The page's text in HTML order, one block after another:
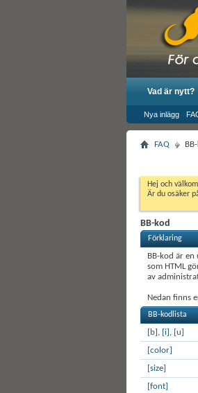
Vad är nytt?
Nya inlägg
FAQ
Hej och
Är du osäker
BB-kod
Förklaring
BB-kod är en
som HTML
av
Nedan finns
BB-kodlista
[b] , [i] , [u]
[color]
[size]
[font]